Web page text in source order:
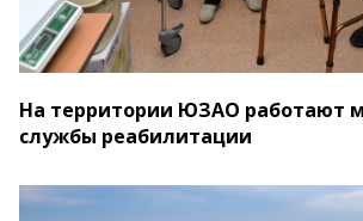
На территории ЮЗАО работают
службы реабилитации